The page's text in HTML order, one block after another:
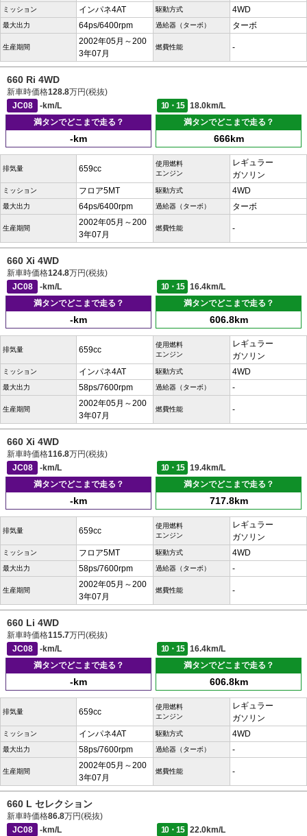
ミッション インパネ4AT 駆動方式 4WD
最大出力 64ps/6400rpm 過給器（ターボ） ターボ
生産期間
2002年05月～200
3年07月
燃費性能 -
660 Ri 4WD
新車時価格128.8万円(税抜)
JC08
-km/L 10・15
18.0km/L
満タンでどこまで走る？
-km
満タンでどこまで走る？
666km
排気量 659cc
使用燃料
エンジン
レギュラー
ガソリン
ミッション フロア5MT 駆動方式 4WD
最大出力 64ps/6400rpm 過給器（ターボ） ターボ
生産期間
2002年05月～200
3年07月
燃費性能 -
660 Xi 4WD
新車時価格124.8万円(税抜)
JC08
-km/L 10・15
16.4km/L
満タンでどこまで走る？
-km
満タンでどこまで走る？
606.8km
排気量 659cc
使用燃料
エンジン
レギュラー
ガソリン
ミッション インパネ4AT 駆動方式 4WD
最大出力 58ps/7600rpm 過給器（ターボ） -
生産期間
2002年05月～200
3年07月
燃費性能 -
660 Xi 4WD
新車時価格116.8万円(税抜)
JC08
-km/L 10・15
19.4km/L
満タンでどこまで走る？
-km
満タンでどこまで走る？
717.8km
排気量 659cc
使用燃料
エンジン
レギュラー
ガソリン
ミッション フロア5MT 駆動方式 4WD
最大出力 58ps/7600rpm 過給器（ターボ） -
生産期間
2002年05月～200
3年07月
燃費性能 -
660 Li 4WD
新車時価格115.7万円(税抜)
JC08
-km/L 10・15
16.4km/L
満タンでどこまで走る？
-km
満タンでどこまで走る？
606.8km
排気量 659cc
使用燃料
エンジン
レギュラー
ガソリン
ミッション インパネ4AT 駆動方式 4WD
最大出力 58ps/7600rpm 過給器（ターボ） -
生産期間
2002年05月～200
3年07月
燃費性能 -
660 L セレクション
新車時価格86.8万円(税抜)
JC08
-km/L 10・15
22.0km/L